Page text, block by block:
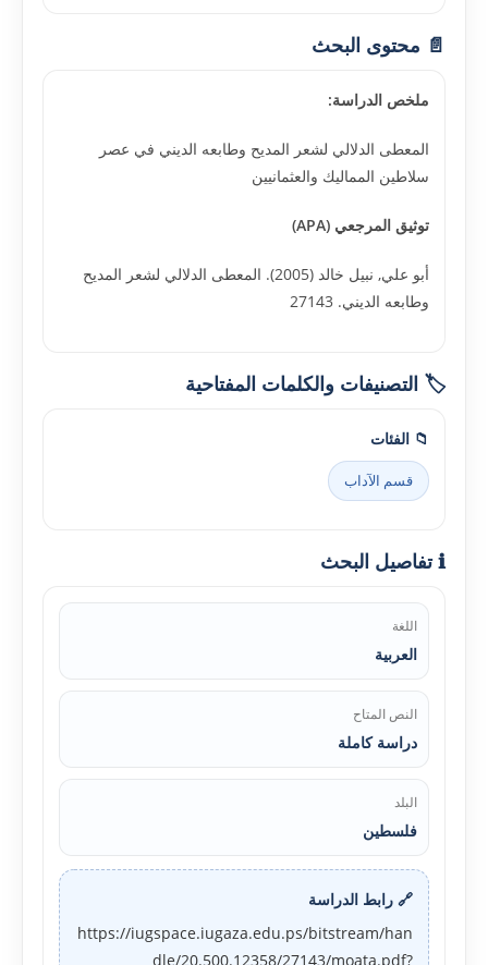
📄 محتوى البحث
ملخص الدراسة:
المعطى الدلالي لشعر المديح وطابعه الديني في عصر
سلاطين المماليك والعثمانيين
توثيق المرجعي (APA)
أبو علي, نبيل خالد (2005). المعطى الدلالي لشعر المديح
وطابعه الديني. 27143
🏷️ التصنيفات والكلمات المفتاحية
📁 الفئات
قسم الآداب
ℹ️ تفاصيل البحث
اللغة
العربية
النص المتاح
دراسة كاملة
البلد
فلسطين
🔗 رابط الدراسة
https://iugspace.iugaza.edu.ps/bitstream/han
dle/20.500.12358/27143/moata.pdf?